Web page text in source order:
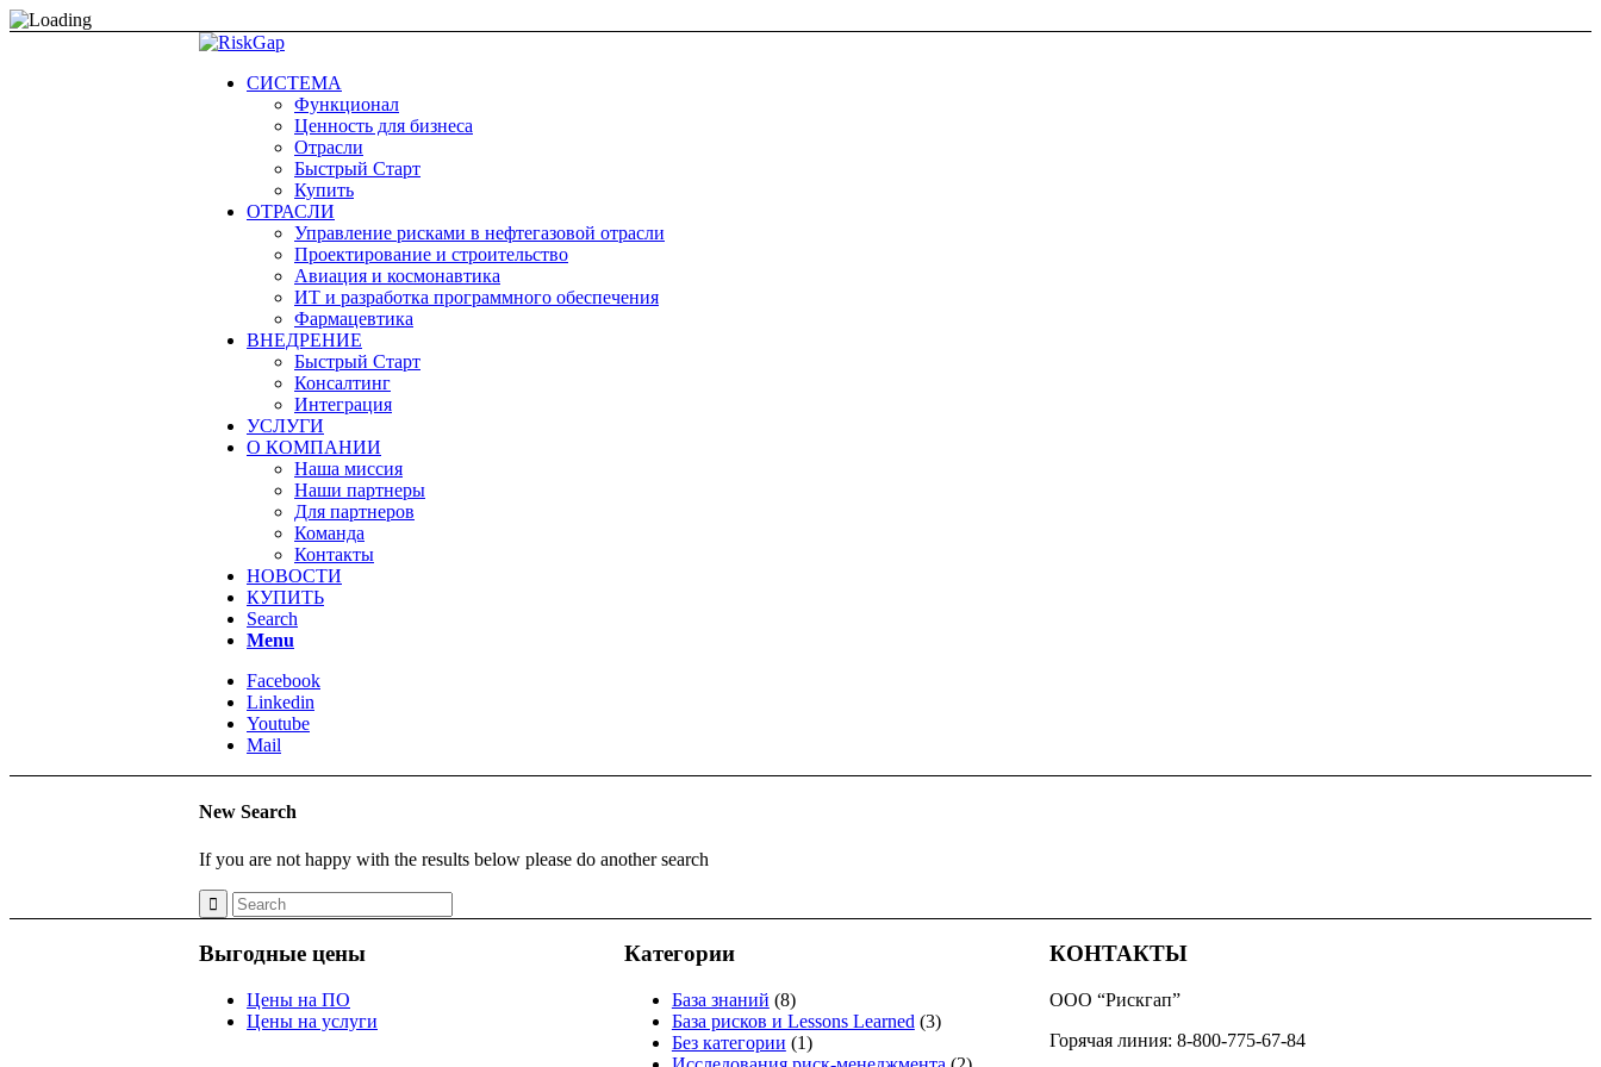
СИСТЕМА
Функционал
Ценность для бизнеса
Отрасли
Быстрый Старт
Купить
ОТРАСЛИ
Управление рисками в нефтегазовой отрасли
Проектирование и строительство
Авиация и космонавтика
ИТ и разработка программного обеспечения
Фармацевтика
ВНЕДРЕНИЕ
Быстрый Старт
Консалтинг
Интеграция
УСЛУГИ
О КОМПАНИИ
Наша миссия
Наши партнеры
Для партнеров
Команда
Контакты
НОВОСТИ
КУПИТЬ
Search
Menu
Facebook
Linkedin
Youtube
Mail
New Search
If you are not happy with the results below please do another search
Выгодные цены
Цены на ПО
Цены на услуги
Категории
База знаний (8)
База рисков и Lessons Learned (3)
Без категории (1)
КОНТАКТЫ
ООО “Рискгап”
Горячая линия: 8-800-775-67-84